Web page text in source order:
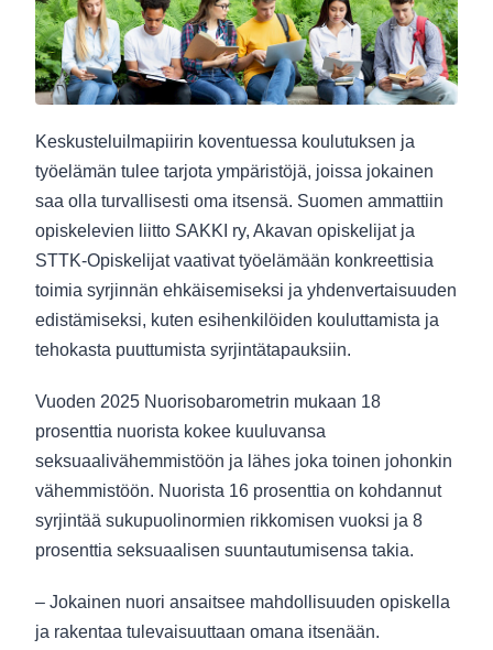
Keskusteluilmapiirin koventuessa koulutuksen ja
työelämän tulee tarjota ympäristöjä, joissa jokainen
saa olla turvallisesti oma itsensä. Suomen ammattiin
opiskelevien liitto SAKKI ry, Akavan opiskelijat ja
STTK-Opiskelijat vaativat työelämään konkreettisia
toimia syrjinnän ehkäisemiseksi ja yhdenvertaisuuden
edistämiseksi, kuten esihenkilöiden kouluttamista ja
tehokasta puuttumista syrjintätapauksiin.
Vuoden 2025 Nuorisobarometrin mukaan 18
prosenttia nuorista kokee kuuluvansa
seksuaalivähemmistöön ja lähes joka toinen johonkin
vähemmistöön. Nuorista 16 prosenttia on kohdannut
syrjintää sukupuolinormien rikkomisen vuoksi ja 8
prosenttia seksuaalisen suuntautumisensa takia.
– Jokainen nuori ansaitsee mahdollisuuden opiskella
ja rakentaa tulevaisuuttaan omana itsenään.